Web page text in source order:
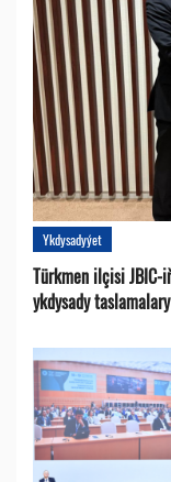
Ykdysadyýet
Türkmen ilçisi JBIC-
ykdysady